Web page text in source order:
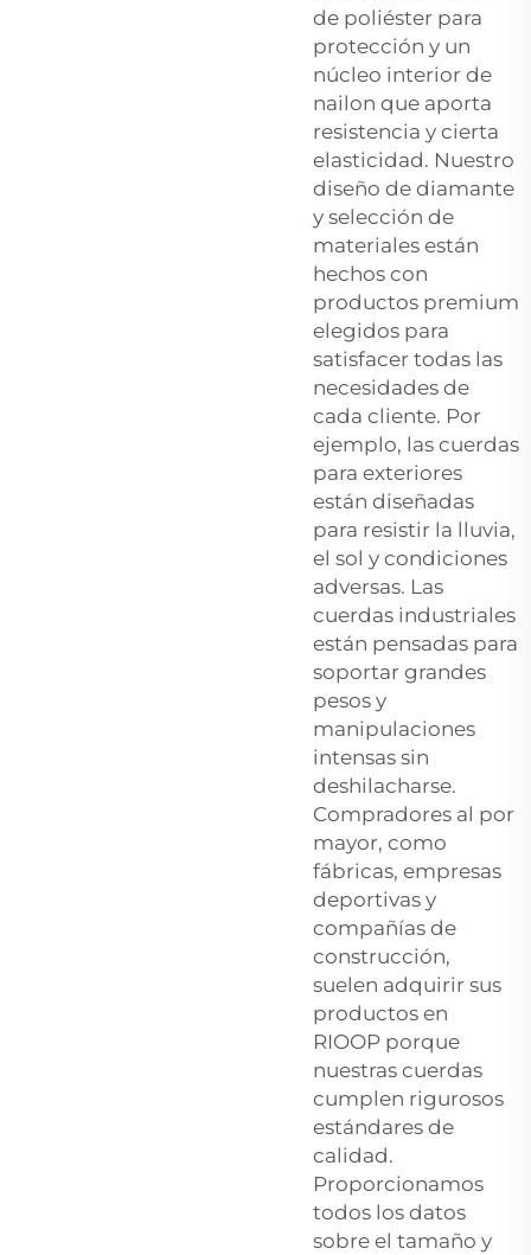
de poliéster para
protección y un
núcleo interior de
nailon que aporta
resistencia y cierta
elasticidad. Nuestro
diseño de diamante
y selección de
materiales están
hechos con
productos premium
elegidos para
satisfacer todas las
necesidades de
cada cliente. Por
ejemplo, las cuerdas
para exteriores
están diseñadas
para resistir la lluvia,
el sol y condiciones
adversas. Las
cuerdas industriales
están pensadas para
soportar grandes
pesos y
manipulaciones
intensas sin
deshilacharse.
Compradores al por
mayor, como
fábricas, empresas
deportivas y
compañías de
construcción,
suelen adquirir sus
productos en
RIOOP porque
nuestras cuerdas
cumplen rigurosos
estándares de
calidad.
Proporcionamos
todos los datos
sobre el tamaño y